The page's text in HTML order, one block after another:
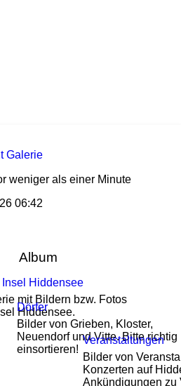
Galerie
weniger als einer Minute
06:42
Album
Insel Hiddensee
mit Bildern bzw. Fotos
Hiddensee.
Dörfer
Bilder von Grieben, Kloster,
Neuendorf und Vitte. Bitte richtig
einsortieren!
Veranstaltungen
Bilder von
Konzerten auf
Ankündigungen zu